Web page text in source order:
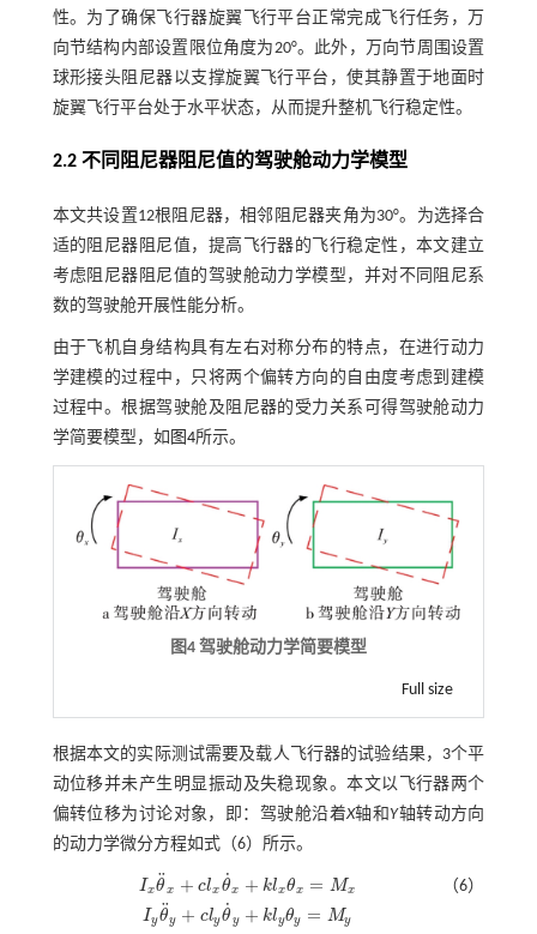
性。为了确保飞行器旋翼飞行平台正常完成飞行任务，万
向节结构内部设置限位角度为20°。此外，万向节周围设置
球形接头阻尼器以支撑旋翼飞行平台，使其静置于地面时
旋翼飞行平台处于水平状态，从而提升整机飞行稳定性。
2.2 不同阻尼器阻尼值的驾驶舱动力学模型
本文共设置12根阻尼器，相邻阻尼器夹角为30°。为选择合
适的阻尼器阻尼值，提高飞行器的飞行稳定性，本文建立
考虑阻尼器阻尼值的驾驶舱动力学模型，并对不同阻尼系
数的驾驶舱开展性能分析。
由于飞机自身结构具有左右对称分布的特点，在进行动力
学建模的过程中，只将两个偏转方向的自由度考虑到建模
过程中。根据驾驶舱及阻尼器的受力关系可得驾驶舱动力
学简要模型，如 图4所示。
图4 驾驶舱动力学简要模型
Full size
根据本文的实际测试需要及载人飞行器的试验结果，3个平
动位移并未产生明显振动及失稳现象。本文以飞行器两个
偏转位移为讨论对象，即：驾驶舱沿着X轴和 Y轴转动方向
的动力学微分方程如式（6） 所示。
Ixθ
¨
x + clx θ
˙
x + klxθx = Mx
Iy θ
¨
y + clyθ
˙
y + klyθy = My
¨x k
（6）